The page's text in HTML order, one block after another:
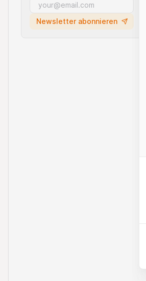
Newsletter abonnieren